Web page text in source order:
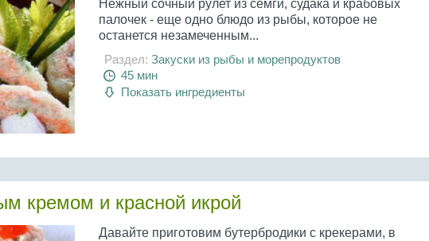
Нежный сочный рулет из семги, судака и крабовых
палочек - еще одно блюдо из рыбы, которое не
останется незамеченным...
Раздел: Закуски из рыбы и морепродуктов
45 мин
Показать ингредиенты
кремом и красной икрой
Давайте приготовим бутербродики с крекерами, в